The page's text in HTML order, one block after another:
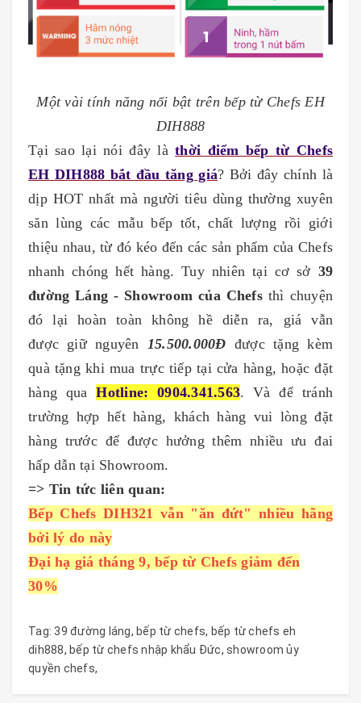
Một vài tính năng nổi bật trên bếp từ Chefs EH
DIH888
Tại sao lại nói đây làthời điểm bếp từ Chefs
EH DIH888 bắt đầu tăng giá? Bởi đây chính là
dịp HOT nhất mà người tiêu dùng thường xuyên
săn lùng các mẫu bếp tốt, chất lượng rồi giới
thiệu nhau, từ đó kéo đến các sản phẩm của Chefs
nhanh chóng hết hàng. Tuy nhiên tại cơ sở 39
đường Láng - Showroom của Chefsthì chuyện
đó lại hoàn toàn không hề diễn ra, giá vẫn
được giữ nguyên 15.500.000Đ được tặng kèm
quà tặng khi mua trực tiếp tại cửa hàng, hoặc đặt
hàng quaHotline: 0904.341.563. Và để tránh
trường hợp hết hàng, khách hàng vui lòng đặt
hàng trước để được hưởng thêm nhiều ưu đai
hấp dẫn tại Showroom.
=> Tin tức liên quan:
Bếp Chefs DIH321 vẫn "ăn đứt" nhiều hãng
bởi lý do này
Đại hạ giá tháng 9, bếp từ Chefs giảm đến
30%
Tag: 39 đường láng, bếp từ chefs, bếp từ chefs eh
dih888, bếp từ chefs nhập khẩu Đức, showroom ủy
quyền chefs,